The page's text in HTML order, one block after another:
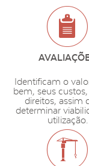
Identificam o
bem, seus
direitos, assim
determinar
utilização.